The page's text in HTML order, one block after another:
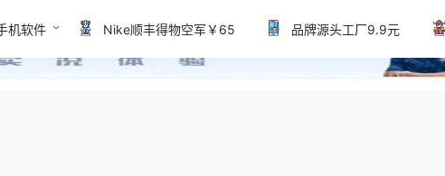
机软件 Nike顺丰得物空军￥65 品牌源头工厂9.9元